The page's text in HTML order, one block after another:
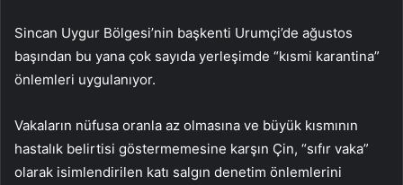
Sincan Uygur Bölgesi’nin başkenti Urumçi’de ağustos
başından bu yana çok sayıda yerleşimde “kısmi karantina”
önlemleri uygulanıyor.
Vakaların nüfusa oranla az olmasına ve büyük kısmının
hastalık belirtisi göstermemesine karşın Çin, “sıfır vaka”
olarak isimlendirilen katı salgın denetim önlemlerini